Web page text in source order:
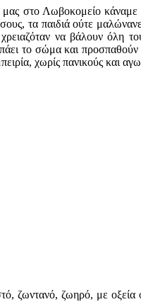
στο Λωβοκομείο
τα παιδιά ούτε
να βάλουν όλη
το σώμα και προσπαθούν
χωρίς πανικούς και
ζωντανό, ζωηρό, με οξεία